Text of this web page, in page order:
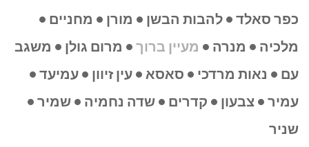
כפר סאלד • להבות הבשן • מורן • מחניים •
מלכיה • מנרה • מעיין ברוך • מרום גולן • משגב
עם • נאות מרדכי • סאסא • עין זיוון • עמיעד •
עמיר • צבעון • קדרים • שדה נחמיה • שמיר •
שניר